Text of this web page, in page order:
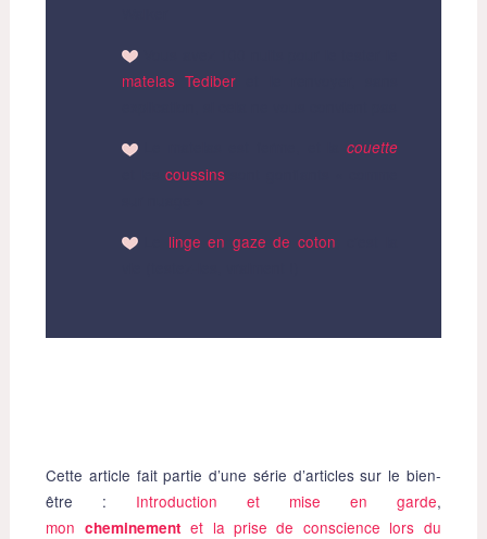
matelas Tediber
couette
et lescoussins
linge en gaze de coton
Cette article fait partie d’une série d’articles sur le bien-
être : Introduction et mise en garde,
mon cheminement et la prise de conscience lors du